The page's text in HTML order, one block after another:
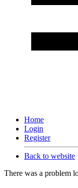
Home
Login
Register
Back to website
There was a problem